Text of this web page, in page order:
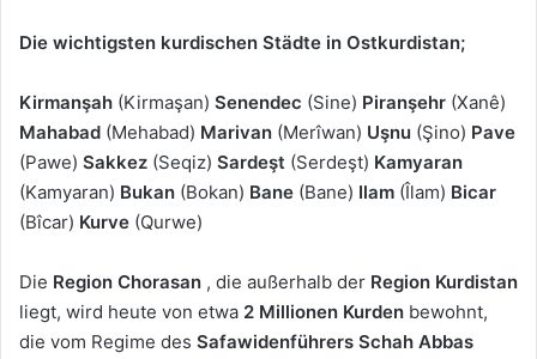
Die wichtigsten kurdischen Städte in Ostkurdistan;
Kirmanşah (Kirmaşan) Senendec (Sine) Piranşehr (Xanê)
Mahabad (Mehabad) Marivan (Merîwan) Uşnu (Şino) Pave
(Pawe) Sakkez (Seqiz) Sardeşt (Serdeşt) Kamyaran
(Kamyaran) Bukan (Bokan) Bane (Bane) Ilam (Îlam) Bicar
(Bîcar) Kurve (Qurwe)
Die Region Chorasan , die außerhalb der Region Kurdistan
liegt, wird heute von etwa 2 Millionen Kurden bewohnt,
die vom Regime des Safawidenführers Schah Abbas